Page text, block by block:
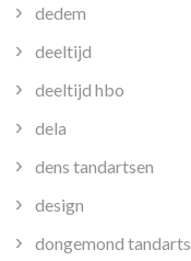
dedem
deeltijd
deeltijd hbo
dela
dens tandartsen
design
dongemond tandarts